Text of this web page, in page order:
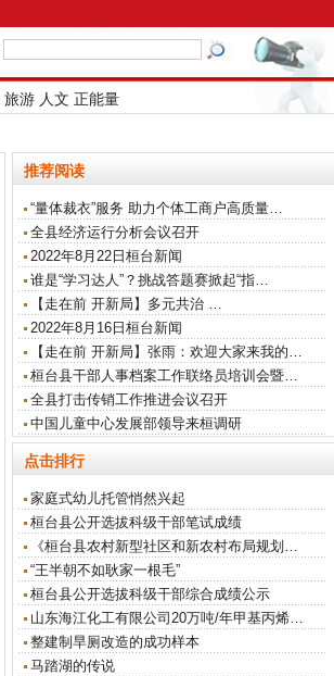
旅游 人文 正能量
推荐阅读
“量体裁衣”服务 助力个体工商户高质量…
全县经济运行分析会议召开
2022年8月22日桓台新闻
谁是“学习达人”？挑战答题赛掀起“指…
【走在前 开新局】多元共治 …
2022年8月16日桓台新闻
【走在前 开新局】张雨：欢迎大家来我的…
桓台县干部人事档案工作联络员培训会暨…
全县打击传销工作推进会议召开
中国儿童中心发展部领导来桓调研
点击排行
家庭式幼儿托管悄然兴起
桓台县公开选拔科级干部笔试成绩
《桓台县农村新型社区和新农村布局规划…
“王半朝不如耿家一根毛”
桓台县公开选拔科级干部综合成绩公示
山东海江化工有限公司20万吨/年甲基丙烯…
整建制旱厕改造的成功样本
马踏湖的传说